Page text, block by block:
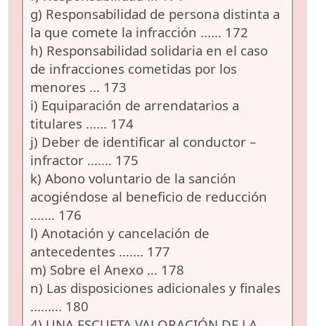
g) Responsabilidad de persona distinta a
la que comete la infracción ...... 172
h) Responsabilidad solidaria en el caso
de infracciones cometidas por los
menores ... 173
i) Equiparación de arrendatarios a
titulares ...... 174
j) Deber de identificar al conductor –
infractor ....... 175
k) Abono voluntario de la sanción
acogiéndose al beneficio de reducción
....... 176
l) Anotación y cancelación de
antecedentes ....... 177
m) Sobre el Anexo ... 178
n) Las disposiciones adicionales y finales
......... 180